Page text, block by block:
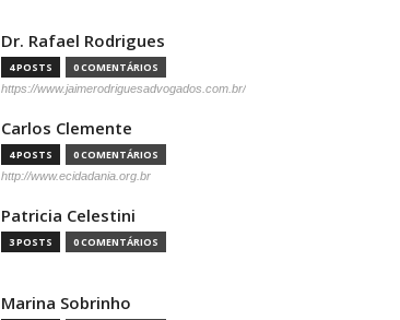
Dr. Rafael Rodrigues
4 POSTS 0 COMENTÁRIOS
https://www.jaimerodriguesadvogados.com.br/
Carlos Clemente
4 POSTS 0 COMENTÁRIOS
http://www.ecidadania.org.br
Patricia Celestini
3 POSTS 0 COMENTÁRIOS
Marina Sobrinho